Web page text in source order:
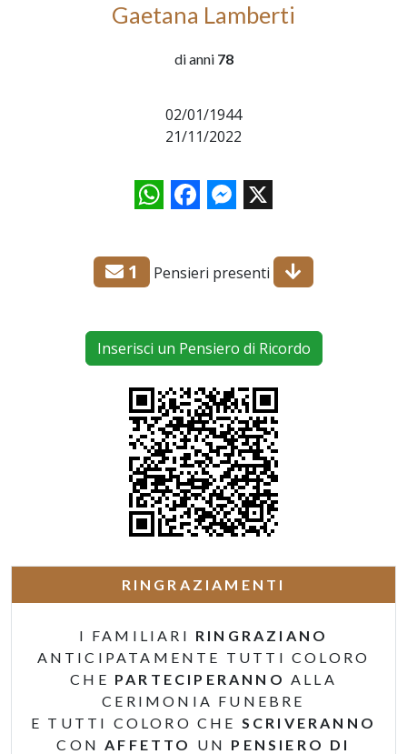
Gaetana Lamberti
di anni 78
02/01/1944
21/11/2022
WhatsAppFacebookMessenger
X
1 Pensieri presenti
Inserisci un Pensiero di Ricordo
RINGRAZIAMENTI
I FAMILIARI RINGRAZIANO
ANTICIPATAMENTE TUTTI COLORO
CHE PARTECIPERANNO ALLA
CERIMONIA FUNEBRE
E TUTTI COLORO CHE SCRIVERANNO
CONAFFETTO UN PENSIERO DI